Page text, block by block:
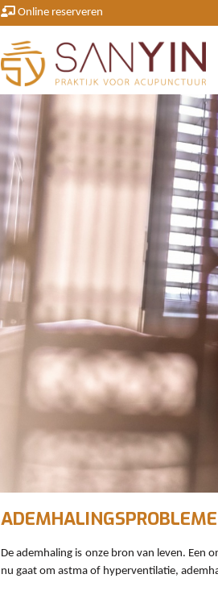
Online reserveren
De ademhaling is onze bron van leven. Een
nu gaat om astma of hyperventilatie,